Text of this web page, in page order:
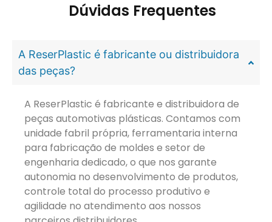
Dúvidas Frequentes
A ReserPlastic é fabricante ou distribuidora
das peças?
A ReserPlastic é fabricante e distribuidora de
peças automotivas plásticas. Contamos com
unidade fabril própria, ferramentaria interna
para fabricação de moldes e setor de
engenharia dedicado, o que nos garante
autonomia no desenvolvimento de produtos,
controle total do processo produtivo e
agilidade no atendimento aos nossos